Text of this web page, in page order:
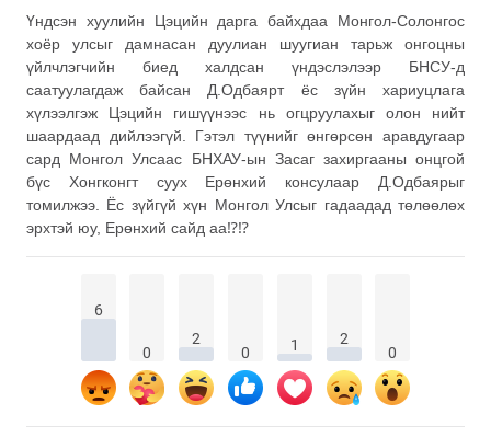
Үндсэн хуулийн Цэцийн дарга байхдаа Монгол-Солонгос
хоёр улсыг дамнасан дуулиан шуугиан тарьж онгоцны
үйлчлэгчийн биед халдсан үндэслэлээр БНСУ-д
саатуулагдаж байсан Д.Одбаярт ёс зүйн хариуцлага
хүлээлгэж Цэцийн гишүүнээс нь огцруулахыг олон нийт
шаардаад дийлээгүй. Гэтэл түүнийг өнгөрсөн аравдугаар
сард Монгол Улсаас БНХАУ-ын Засаг захиргааны онцгой
бүс Хонгконгт суух Ерөнхий консулаар Д.Одбаярыг
томилжээ. Ёс зүйгүй хүн Монгол Улсыг гадаадад төлөөлөх
эрхтэй юу, Ерөнхий сайд аа⁉⁉
6
0
2
0
1
2
0